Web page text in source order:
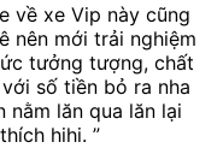
về xe Vip này cũng
nên mới trải nghiệm
tưởng tượng, chất
số tiền bỏ ra nha
nằm lăn qua lăn lại
hihi. ”